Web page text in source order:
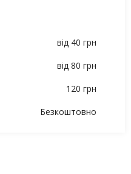
від 40 грн
від 80 грн
120 грн
Безкоштовно